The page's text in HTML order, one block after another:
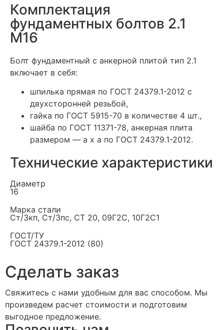
Комплектация
фундаментных болтов 2.1
М16
Болт фундаментный с анкерной плитой тип 2.1
включает в себя:
шпилька прямая по ГОСТ 24379.1-2012 с
двухсторонней резьбой,
гайка по ГОСТ 5915-70 в количестве 4 шт.,
шайба по ГОСТ 11371-78, анкерная плита
размером — а х а по ГОСТ 24379.1-2012.
Технические характеристики
Диаметр
16
Марка стали
Ст/3кп, Ст/3пс, СТ 20, 09Г2С, 10Г2С1
ГОСТ/ТУ
ГОСТ 24379.1-2012 (80)
Cделать заказ
Свяжитесь с нами удобным для вас способом. Мы
произведем расчет стоимости и подготовим
выгодное предложение.